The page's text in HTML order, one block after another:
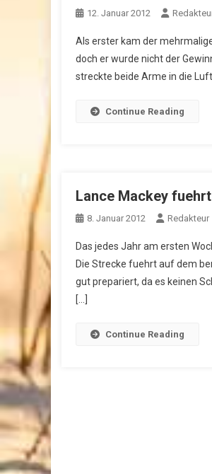
12. Januar 2012
Als erster kam der
doch er wurde nicht der
streckte beide Arme in die
Continue Reading
Lance Mackey
8. Januar 2012 Redakteur
Das jedes Jahr am ersten
Die Strecke fuehrt auf dem
gut prepariert, da es keinen
[…]
Continue Reading